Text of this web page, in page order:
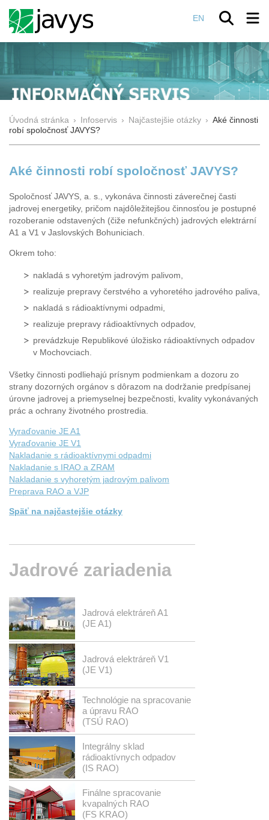
EN
Úvodná stránka › Infoservis › Najčastejšie otázky › Aké činnosti
robí spoločnosť JAVYS?
Aké činnosti robí spoločnosť JAVYS?
Spoločnosť JAVYS, a. s., vykonáva činnosti záverečnej časti
jadrovej energetiky, pričom najdôležitejšou činnosťou je postupné
rozoberanie odstavených (čiže nefunkčných) jadrových elektrární
A1 a V1 v Jaslovských Bohuniciach.
Okrem toho:
nakladá s vyhoretým jadrovým palivom,
realizuje prepravy čerstvého a vyhoretého jadrového paliva,
nakladá s rádioaktívnymi odpadmi,
realizuje prepravy rádioaktívnych odpadov,
prevádzkuje Republikové úložisko rádioaktívnych odpadov
v Mochovciach.
Všetky činnosti podliehajú prísnym podmienkam a dozoru zo
strany dozorných orgánov s dôrazom na dodržanie predpísanej
úrovne jadrovej a priemyselnej bezpečnosti, kvality vykonávaných
prác a ochrany životného prostredia.
Vyraďovanie JE A1
Vyraďovanie JE V1
Nakladanie s rádioaktívnymi odpadmi
Nakladanie s IRAO a ZRAM
Nakladanie s vyhoretým jadrovým palivom
Preprava RAO a VJP
Späť na najčastejšie otázky
Jadrové zariadenia
Jadrová elektráreň A1
(JE A1)
Jadrová elektráreň V1
(JE V1)
Technológie na spracovanie
a úpravu RAO
(TSÚ RAO)
Integrálny sklad
rádioaktívnych odpadov
(IS RAO)
Finálne spracovanie
kvapalných RAO
(FS KRAO)